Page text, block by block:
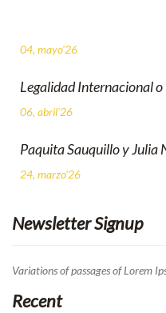
04, mayo'26
Legalidad Internacional o
06, abril'26
Paquita Sauquillo y Julia
24, marzo'26
Newsletter Signup
Variations of passages of Lorem
Recent